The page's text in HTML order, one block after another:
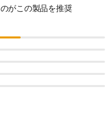
のがこの製品を推奨